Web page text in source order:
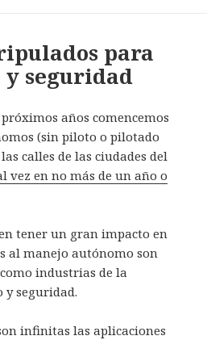
para
seguridad
años comencemos
(sin piloto o pilotado
calles de las ciudades del
vez en no más de un año o
tener un gran impacto en
al manejo autónomo son
industrias de la
seguridad.
infinitas las aplicaciones